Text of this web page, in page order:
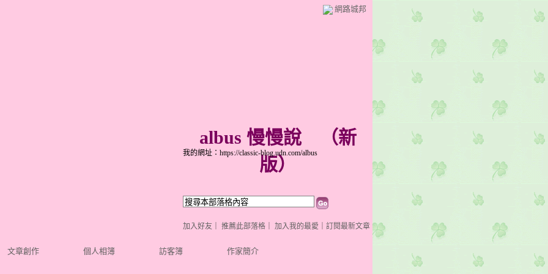
網路城邦
albus 慢慢說（新
版）
文章創作 個人相簿 訪客簿 作家簡介
加入好友 推薦此部落格 加入我的最愛 訂閱最新文章
我的網址：https://classic-blog.udn.com/albus